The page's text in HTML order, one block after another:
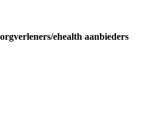
ehealth aanbieders